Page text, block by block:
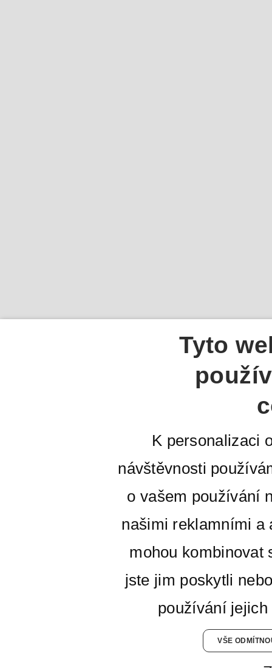
Tyto
K personalizaci
návštěvnosti
o vašem používání
našimi reklamními a
mohou kombinovat
jste jim poskytli
používání
VŠE